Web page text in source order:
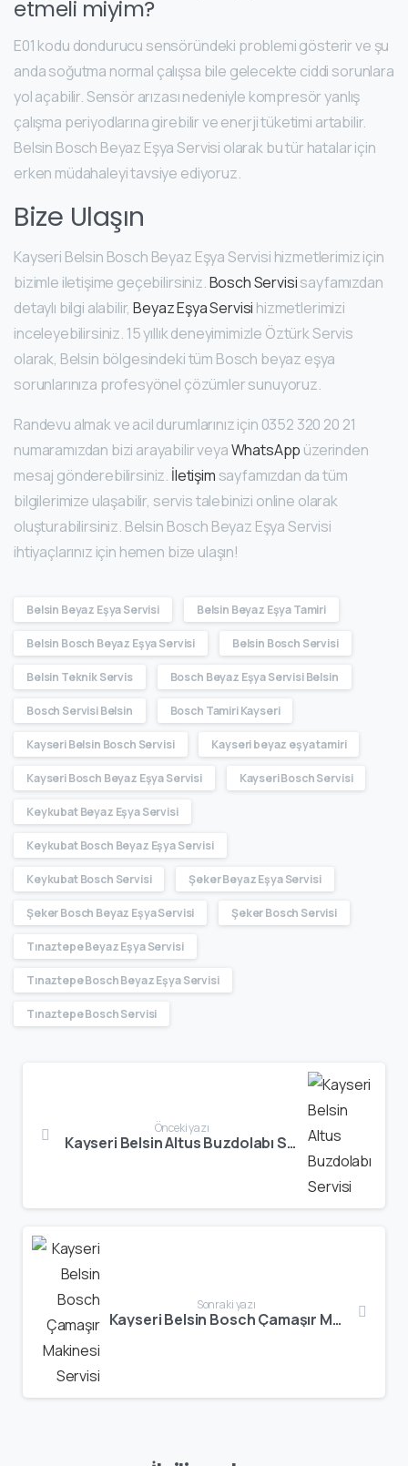
etmeli miyim?
E01 kodu dondurucu sensöründeki problemi gösterir ve şu
anda soğutma normal çalışsa bile gelecekte ciddi sorunlara
yol açabilir. Sensör arızası nedeniyle kompresör yanlış
çalışma periyodlarına girebilir ve enerji tüketimi artabilir.
Belsin Bosch Beyaz Eşya Servisi olarak bu tür hatalar için
erken müdahaleyi tavsiye ediyoruz.
Bize Ulaşın
Kayseri Belsin Bosch Beyaz Eşya Servisi hizmetlerimiz için
bizimle iletişime geçebilirsiniz.Bosch Servisisayfamızdan
detaylı bilgi alabilir,Beyaz Eşya Servisi hizmetlerimizi
inceleyebilirsiniz. 15 yıllık deneyimimizle Öztürk Servis
olarak, Belsin bölgesindeki tüm Bosch beyaz eşya
sorunlarınıza profesyönel çözümler sunuyoruz.
Randevu almak ve acil durumlarınız için 0352 320 20 21
numaramızdan bizi arayabilir veyaWhatsApp üzerinden
mesaj gönderebilirsiniz. İletişim sayfamızdan da tüm
bilgilerimize ulaşabilir, servis talebinizi online olarak
oluşturabilirsiniz. Belsin Bosch Beyaz Eşya Servisi
ihtiyaçlarınız için hemen bize ulaşın!
Belsin Beyaz Eşya Servisi Belsin Beyaz Eşya Tamiri
Belsin Bosch Beyaz Eşya Servisi Belsin Bosch Servisi
Belsin Teknik Servis Bosch Beyaz Eşya Servisi Belsin
Bosch Servisi Belsin Bosch Tamiri Kayseri
Kayseri Belsin Bosch Servisi Kayseri beyaz eşya tamiri
Kayseri Bosch Beyaz Eşya Servisi Kayseri Bosch Servisi
Keykubat Beyaz Eşya Servisi
Keykubat Bosch Beyaz Eşya Servisi
Keykubat Bosch Servisi Şeker Beyaz Eşya Servisi
Şeker Bosch Beyaz Eşya Servisi Şeker Bosch Servisi
Tınaztepe Beyaz Eşya Servisi
Tınaztepe Bosch Beyaz Eşya Servisi
Tınaztepe Bosch Servisi
Önceki yazı
Kayseri Belsin Altus Buzdolabı Servisi
Sonraki yazı
Kayseri Belsin Bosch Çamaşır Makinesi Servisi